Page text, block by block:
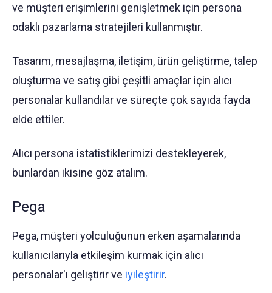
ve müşteri erişimlerini genişletmek için persona
odaklı pazarlama stratejileri kullanmıştır.
Tasarım, mesajlaşma, iletişim, ürün geliştirme, talep
oluşturma ve satış gibi çeşitli amaçlar için alıcı
personalar kullandılar ve süreçte çok sayıda fayda
elde ettiler.
Alıcı persona istatistiklerimizi destekleyerek,
bunlardan ikisine göz atalım.
Pega
Pega, müşteri yolculuğunun erken aşamalarında
kullanıcılarıyla etkileşim kurmak için alıcı
personalar'ı geliştirir ve iyileştirir.